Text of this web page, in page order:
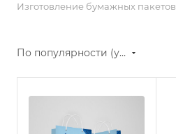
Изготовление бумажных пакетов
По популярности (убывание)